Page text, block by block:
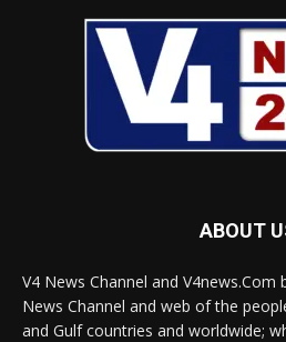
ABOUT
V4 News Channel and
News Channel and web of the
and Gulf countries and worldwide;